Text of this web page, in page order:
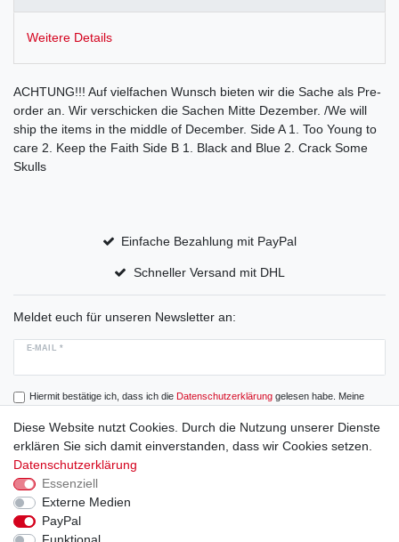
Weitere Details
ACHTUNG!!! Auf vielfachen Wunsch bieten wir die Sache als Pre-
order an. Wir verschicken die Sachen Mitte Dezember. /We will
ship the items in the middle of December. Side A 1. Too Young to
care 2. Keep the Faith Side B 1. Black and Blue 2. Crack Some
Skulls
Einfache Bezahlung mit PayPal
Schneller Versand mit DHL
Meldet euch für unseren Newsletter an:
E-MAIL *
Hiermit bestätige ich, dass ich die Daten­schutz­erklärunggelesen habe. Meine
Abonnieren
Widerrufs­recht
Diese Website nutzt Cookies. Durch die Nutzung unserer Dienste
erklären Sie sich damit einverstanden, dass wir Cookies setzen.
Datenschutzerklärung
Essenziell
Externe Medien
PayPal